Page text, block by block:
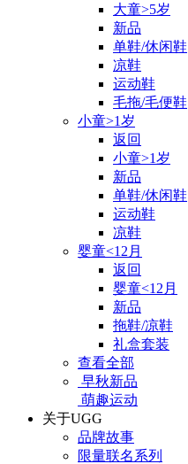
大童>5岁
新品
单鞋/休闲鞋
凉鞋
运动鞋
毛拖/毛便鞋
小童>1岁
返回
小童>1岁
新品
单鞋/休闲鞋
运动鞋
凉鞋
婴童<12月
返回
婴童<12月
新品
拖鞋/凉鞋
礼盒套装
查看全部
早秋新品
萌趣运动
关于UGG
品牌故事
限量联名系列